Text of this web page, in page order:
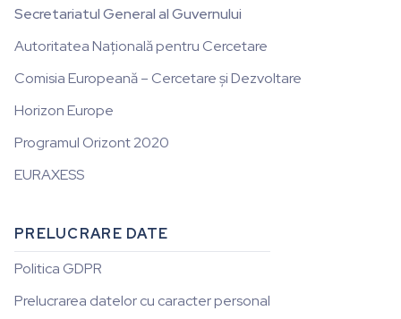
Secretariatul General al Guvernului
Autoritatea Națională pentru Cercetare
Comisia Europeană – Cercetare și Dezvoltare
Horizon Europe
Programul Orizont 2020
EURAXESS
PRELUCRARE DATE
Politica GDPR
Prelucrarea datelor cu caracter personal